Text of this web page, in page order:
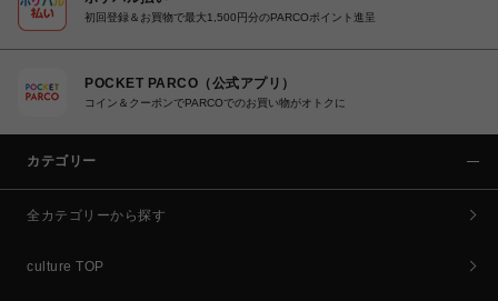
初回登録＆お買物で最大1,500円分のPARCOポイント進呈
POCKET PARCO（公式アプリ）
コイン＆クーポンでPARCOでのお買い物がオトクに
カテゴリー
全カテゴリーから探す
culture TOP